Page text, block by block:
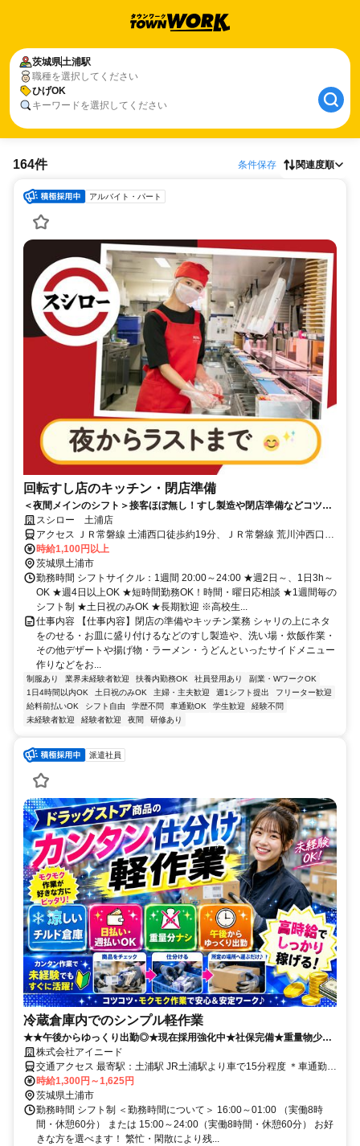
茨城県土浦駅
職種を選択してください
ひげOK
キーワードを選択してください
164件 条件保存 関連度順
アルバイト・パート
回転すし店のキッチン・閉店準備
＜夜間メインのシフト＞接客ほぼ無し！すし製造や閉店準備などコツコ
ツ働ける
スシロー 土浦店
アクセス ＪＲ常磐線 土浦西口徒歩約19分、ＪＲ常磐線 荒川沖西口徒
歩約82分、ＪＲ常磐線 神立西口徒歩約90分
時給1,100円以上
茨城県土浦市
勤務時間 シフトサイクル：1週間 20:00～24:00 ★週2日～、1日3h～
OK ★週4日以上OK ★短時間勤務OK！時間・曜日応相談 ★1週間毎の
シフト制 ★土日祝のみOK ★長期歓迎 ※高校生...
仕事内容 【仕事内容】閉店の準備やキッチン業務 シャリの上にネタ
をのせる・お皿に盛り付けるなどのすし製造や、洗い場・炊飯作業・
その他デザートや揚げ物・ラーメン・うどんといったサイドメニュー
作りなどをお...
制服あり 業界未経験者歓迎 扶養内勤務OK 社員登用あり
副業・WワークOK
1日4時間以内OK
土日祝のみOK 主婦・主夫歓迎 週1シフト提出
フリーター歓迎
給料前払いOK
シフト自由 学歴不問 車通勤OK 学生歓迎
経験不問
未経験者歓迎
経験者歓迎 夜間 研修あり
派遣社員
冷蔵倉庫内でのシンプル軽作業
★★午後からゆっくり出勤◎★現在採用強化中★社保完備★重量物少な
目★1年通して一定温度★日払い・週払い可★人気求人★アイニードス
タッフ多数在籍★★
株式会社アイニード
交通アクセス 最寄駅：土浦駅 JR土浦駅より車で15分程度 ＊車通勤
OK,転勤なし ・敷地内駐車場完備 ・交通費規定支給
時給1,300円～1,625円
茨城県土浦市
勤務時間 シフト制 ＜勤務時間について＞ 16:00～01:00 （実働8時
間・休憩60分） または 15:00～24:00（実働8時間・休憩60分） お好
きな方を選べます！ 繁忙・閑散により残...